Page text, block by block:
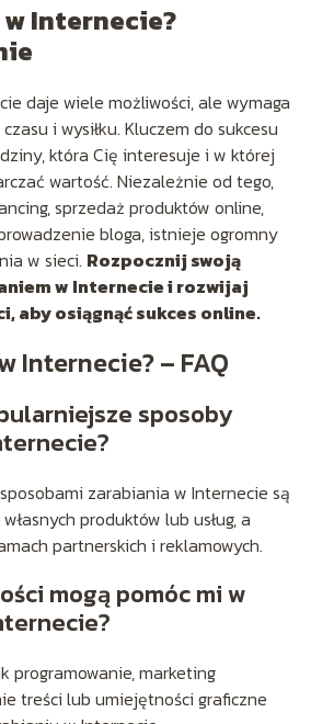
Internecie?
daje wiele możliwości, ale wymaga
i wysiłku. Kluczem do sukcesu
która Cię interesuje i w której
wartość. Niezależnie od tego,
sprzedaż produktów online,
bloga, istnieje ogromny
w sieci. Rozpocznij swoją
w Internecie i rozwijaj
aby osiągnąć sukces online.
Internecie? – FAQ
sposoby
zarabiania w Internecie są
produktów lub usług, a
partnerskich i reklamowych.
mogą pomóc mi w
programowanie, marketing
treści lub umiejętności graficzne